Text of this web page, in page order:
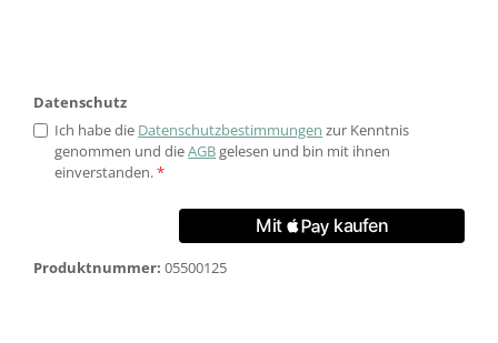
Datenschutz
Ich habe die Datenschutzbestimmungen zur Kenntnis
genommen und dieAGBgelesen und bin mit ihnen
einverstanden.*
Produktnummer: 05500125